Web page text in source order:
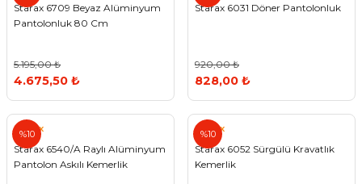
Starax 6709 Beyaz Alüminyum
Pantolonluk 80 Cm
5.195,00 ₺
4.675,50 ₺
Starax 6031 Döner Pantolonluk
920,00 ₺
828,00 ₺
%10
Starax
Starax 6540/A Raylı Alüminyum
Pantolon Askılı Kemerlik
%10
Starax
Starax 6052 Sürgülü Kravatlık
Kemerlik